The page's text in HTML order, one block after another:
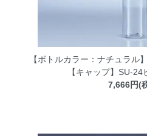
【ボトルカラー：ナチュラル
【キャップ】SU-
7,666円(